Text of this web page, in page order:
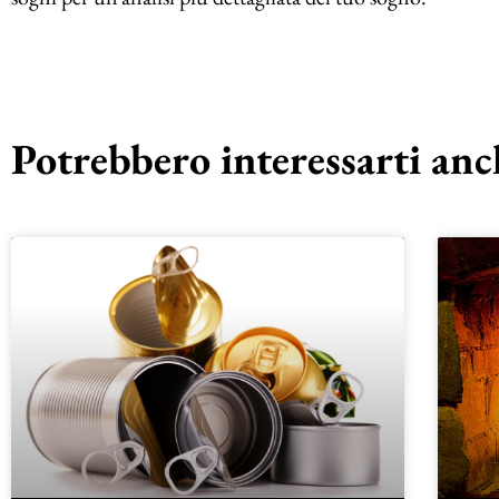
Potrebbero interessarti